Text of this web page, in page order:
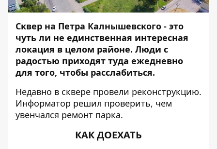
Сквер на Петра Калнышевского - это
чуть ли не единственная интересная
локация в целом районе. Люди с
радостью приходят туда ежедневно
для того, чтобы расслабиться.
Недавно в сквере провели реконструкцию.
Информатор решил проверить, чем
увенчался ремонт парка.
КАК ДОЕХАТЬ